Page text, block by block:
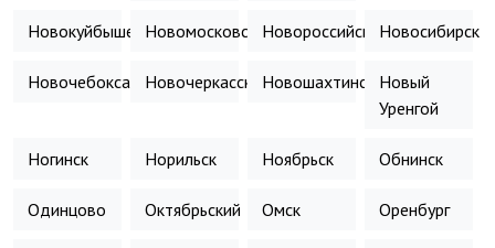
НовокуйбышевскНовомосковск Новороссийск Новосибирск
НовочебоксарскНовочеркасск Новошахтинск
Новый
Уренгой
Ногинск Норильск Ноябрьск Обнинск
Одинцово Октябрьский Омск Оренбург